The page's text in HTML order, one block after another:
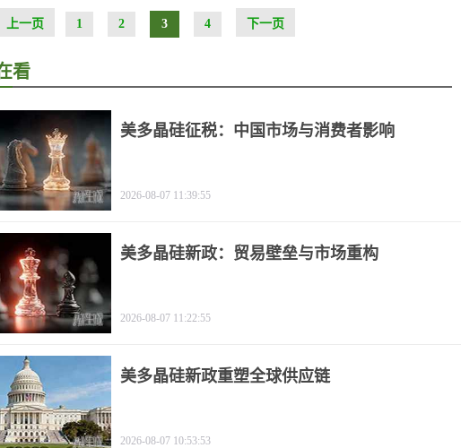
上一页 1 2 3 4 下一页
看
美多晶硅征税：中国市场与消费者影响
2026-08-07 11:39:55
美多晶硅新政：贸易壁垒与市场重构
2026-08-07 11:22:55
美多晶硅新政重塑全球供应链
2026-08-07 10:53:53